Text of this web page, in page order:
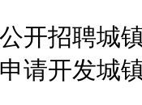
招聘城镇
请开发城